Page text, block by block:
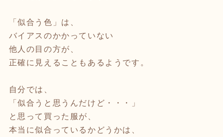
「似合う色」は、
バイアスのかかっていない
他人の目の方が、
正確に見えることもあるようです。
自分では、
「似合うと思うんだけど・・・」
と思って買った服が、
本当に似合っているかどうかは、